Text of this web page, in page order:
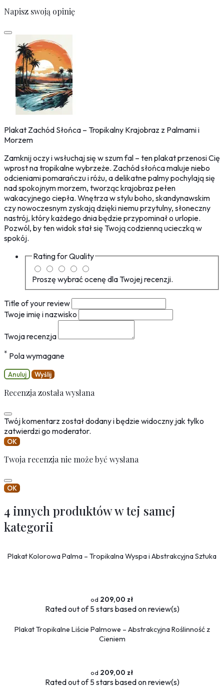
Napisz swoją opinię
Plakat Zachód Słońca – Tropikalny Krajobraz z Palmami i
Morzem
Zamknij oczy i wsłuchaj się w szum fal – ten plakat przenosi Cię
wprost na tropikalne wybrzeże. Zachód słońca maluje niebo
odcieniami pomarańczu i różu, a delikatne palmy pochylają się
nad spokojnym morzem, tworząc krajobraz pełen
wakacyjnego ciepła. Wnętrza w stylu boho, skandynawskim
czy nowoczesnym zyskają dzięki niemu przytulny, słoneczny
nastrój, który każdego dnia będzie przypominał o urlopie.
Pozwól, by ten widok stał się Twoją codzienną ucieczką w
spokój.
Rating forQuality
Proszę wybrać ocenę dla Twojej recenzji.
Title of your review
Twoje imię i nazwisko
Twoja recenzja
* Pola wymagane
Anuluj Wyślij
Recenzja została wysłana
Twój komentarz został dodany i będzie widoczny jak tylko
zatwierdzi go moderator.
OK
Twoja recenzja nie może być wysłana
OK
4 innych produktów w tej samej
kategorii
Plakat Kolorowa Palma – Tropikalna Wyspa i Abstrakcyjna Sztuka
209,00 zł
Ratedout of 5 stars based onreview(s)
Plakat Tropikalne Liście Palmowe – Abstrakcyjna Roślinność z
Cieniem
209,00 zł
Ratedout of 5 stars based onreview(s)